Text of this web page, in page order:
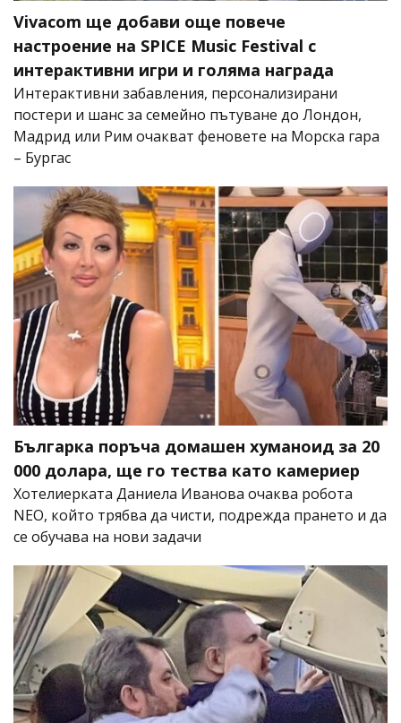
Vivacom ще добави още повече
настроение на SPICE Music Festival с
интерактивни игри и голяма награда
Интерактивни забавления, персонализирани
постери и шанс за семейно пътуване до Лондон,
Мадрид или Рим очакват феновете на Морска гара
– Бургас
Българка поръча домашен хуманоид за 20
000 долара, ще го тества като камериер
Хотелиерката Даниела Иванова очаква робота
NEO, който трябва да чисти, подрежда прането и да
се обучава на нови задачи